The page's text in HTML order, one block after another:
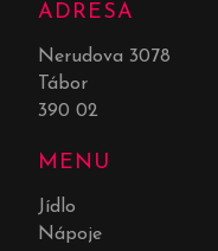
ADRESA
Nerudova 3078
Tábor
390 02
MENU
Jídlo
Nápoje